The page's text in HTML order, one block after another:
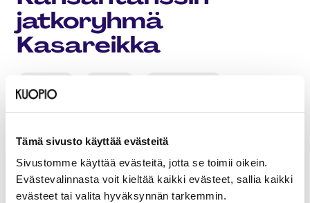
Tämä sivusto käyttää evästeitä
Sivustomme käyttää evästeitä, jotta se toimii oikein.
Evästevalinnasta voit kieltää kaikki evästeet, sallia kaikki
evästeet tai valita hyväksynnän tarkemmin.
jatkoryhmä
Kasareikka
Löydä harrastus
Tanssi
Aikuiset, Kuopio, Maksullinen
Päivämäärät
1.9.2026–7.12.2026